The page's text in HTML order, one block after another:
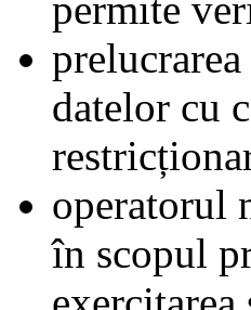
datelor cu
operatorul
în scopul